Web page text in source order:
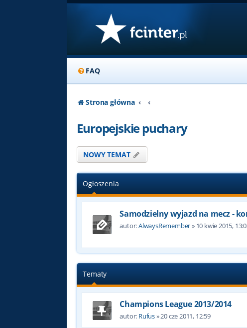
FAQ
Strona główna
Europejskie puchary
NOWY TEMAT
Ogłoszenia
Samodzielny wyjazd na mecz -
autor:AlwaysRemember» 10 kwie 2015,
Tematy
Champions League 2013/2014
autor: Rufus»20 cze 2011, 12:59